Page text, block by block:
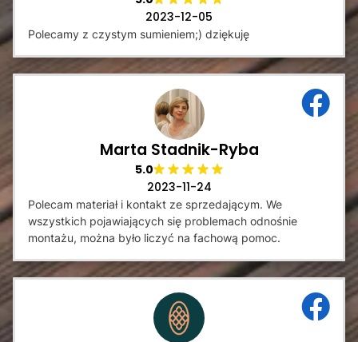
2023-12-05
Polecamy z czystym sumieniem;) dziękuję
Marta Stadnik-Ryba
5.0
2023-11-24
Polecam materiał i kontakt ze sprzedającym. We
wszystkich pojawiających się problemach odnośnie
montażu, można było liczyć na fachową pomoc.